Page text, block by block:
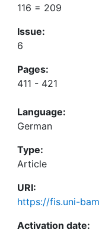
116 = 209
Issue:
6
Pages:
411 - 421
Language:
German
Type:
Article
URI:
https://fis.uni-
Activation date: